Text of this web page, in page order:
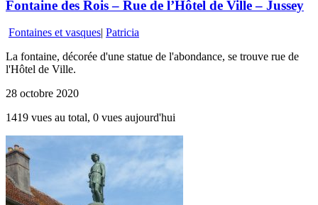
Fontaine des Rois – Rue de l’Hôtel de Ville – Jussey
Fontaines et vasques| Patricia
La fontaine, décorée d'une statue de l'abondance, se trouve rue de
l'Hôtel de Ville.
28 octobre 2020
1419 vues au total, 0 vues aujourd'hui